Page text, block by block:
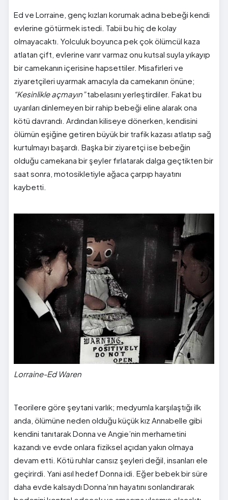
Ed ve Lorraine, genç kızları korumak adına bebeği kendi
evlerine götürmek istedi. Tabii bu hiç de kolay
olmayacaktı. Yolculuk boyunca pek çok ölümcül kaza
atlatan çift, evlerine varır varmaz onu kutsal suyla yıkayıp
bir camekanın içerisine hapsettiler. Misafirleri ve
ziyaretçileri uyarmak amacıyla da camekanın önüne;
“Kesinlikle açmayın”tabelasını yerleştirdiler. Fakat bu
uyarıları dinlemeyen bir rahip bebeği eline alarak ona
kötü davrandı. Ardından kiliseye dönerken, kendisini
ölümün eşiğine getiren büyük bir trafik kazası atlatıp sağ
kurtulmayı başardı. Başka bir ziyaretçi ise bebeğin
olduğu camekana bir şeyler fırlatarak dalga geçtikten bir
saat sonra, motosikletiyle ağaca çarpıp hayatını
kaybetti.
Lorraine-Ed Waren
Teorilere göre şeytani varlık; medyumla karşılaştığı ilk
anda, ölümüne neden olduğu küçük kız Annabelle gibi
kendini tanıtarak Donna ve Angie’nin merhametini
kazandı ve evde onlara fiziksel açıdan yakın olmaya
devam etti. Kötü ruhlar cansız şeyleri değil, insanları ele
geçirirdi. Yani asıl hedef Donna idi. Eğer bebek bir süre
daha evde kalsaydı Donna’nın hayatını sonlandırarak